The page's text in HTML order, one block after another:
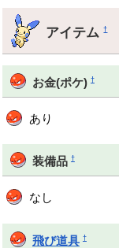
アイテム†
お金(ポケ) †
あり
装備品 †
なし
飛び道具 †